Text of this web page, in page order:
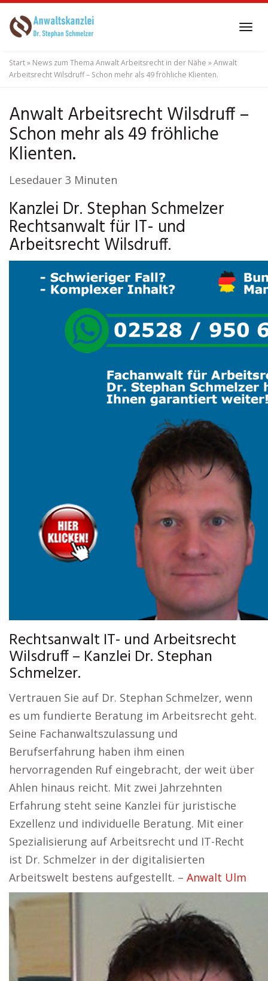
to
content
Start» News zum Thema Anwalt Arbeitsrecht in der Nähe »Anwalt
Arbeitsrecht Wilsdruff – Schon mehr als 49 fröhliche Klienten.
Anwalt Arbeitsrecht Wilsdruff –
Schon mehr als 49 fröhliche
Klienten.
Lesedauer 3 Minuten
Kanzlei Dr. Stephan Schmelzer
Rechtsanwalt für IT- und
Arbeitsrecht Wilsdruff.
Rechtsanwalt IT- und Arbeitsrecht
Wilsdruff – Kanzlei Dr. Stephan
Schmelzer.
Vertrauen Sie auf Dr. Stephan Schmelzer, wenn
es um fundierte Beratung im Arbeitsrecht geht.
Seine Fachanwaltszulassung und
Berufserfahrung haben ihm einen
hervorragenden Ruf eingebracht, der weit über
Ahlen hinaus reicht. Mit zwei Jahrzehnten
Erfahrung steht seine Kanzlei für juristische
Exzellenz und individuelle Beratung. Mit einer
Spezialisierung auf Arbeitsrecht und IT-Recht
ist Dr. Schmelzer in der digitalisierten
Arbeitswelt bestens aufgestellt. – Anwalt Ulm